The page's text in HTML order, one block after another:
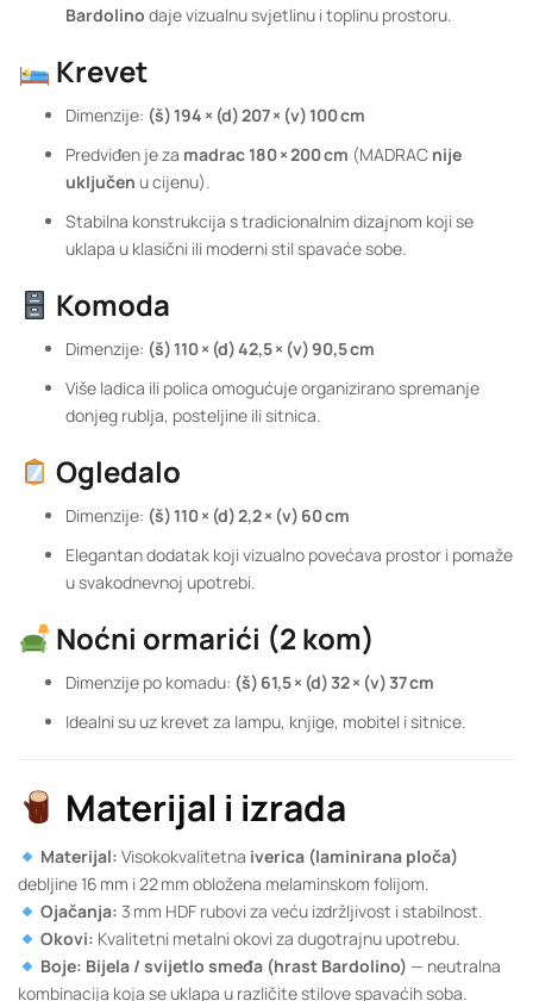
Bardolino daje vizualnu svjetlinu i toplinu prostoru.
Krevet
Dimenzije: (š) 194 × (d) 207 × (v) 100 cm
Predviđen je za madrac 180 × 200 cm (MADRAC nije
uključen u cijenu).
Stabilna konstrukcija s tradicionalnim dizajnom koji se
uklapa u klasični ili moderni stil spavaće sobe.
Komoda
Dimenzije: (š) 110 × (d) 42,5 × (v) 90,5 cm
Više ladica ili polica omogućuje organizirano spremanje
donjeg rublja, posteljine ili sitnica.
Ogledalo
Dimenzije: (š) 110 × (d) 2,2 × (v) 60 cm
Elegantan dodatak koji vizualno povećava prostor i pomaže
u svakodnevnoj upotrebi.
Noćni ormarići (2 kom)
Dimenzije po komadu: (š) 61,5 × (d) 32 × (v) 37 cm
Idealni su uz krevet za lampu, knjige, mobitel i sitnice.
Materijal i izrada
Materijal: Visokokvalitetna iverica (laminirana ploča)
debljine 16 mm i 22 mm obložena melaminskom folijom.
Ojačanja: 3 mm HDF rubovi za veću izdržljivost i stabilnost.
Okovi: Kvalitetni metalni okovi za dugotrajnu upotrebu.
Boje: Bijela / svijetlo smeđa (hrast Bardolino) — neutralna
kombinacija koja se uklapa u različite stilove spavaćih soba.